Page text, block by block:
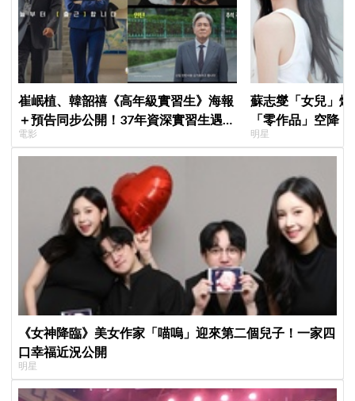
崔岷植、韓韶禧《高年級實習生》海報
＋預告同步公開！37年資深實習生遇上
美女CEO
電影
蘇志燮「女兒」
「零作品」空降
片被挖出網驚呆
明星
《女神降臨》美女作家「喵嗚」迎來第二個兒子！一家四
口幸福近況公開
明星